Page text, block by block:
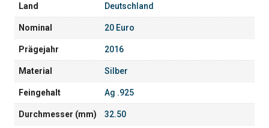
Land Deutschland
Nominal 20 Euro
Prägejahr 2016
Material Silber
Feingehalt Ag .925
Durchmesser (mm) 32.50